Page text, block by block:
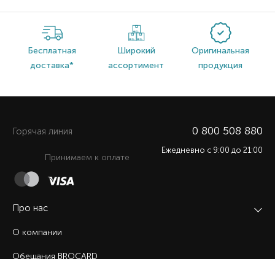
Бесплатная
доставка*
Широкий
ассортимент
Оригинальная
продукция
Про нас
О компании
Обещания BROCARD
Горячая линия 0 800 508 880
Ежедневно c 9:00 до 21:00
Принимаем к оплате